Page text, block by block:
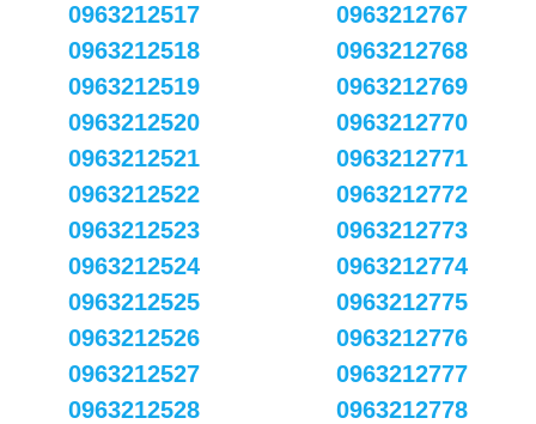
0963212517
0963212518
0963212519
0963212520
0963212521
0963212522
0963212523
0963212524
0963212525
0963212526
0963212527
0963212528
0963212767
0963212768
0963212769
0963212770
0963212771
0963212772
0963212773
0963212774
0963212775
0963212776
0963212777
0963212778